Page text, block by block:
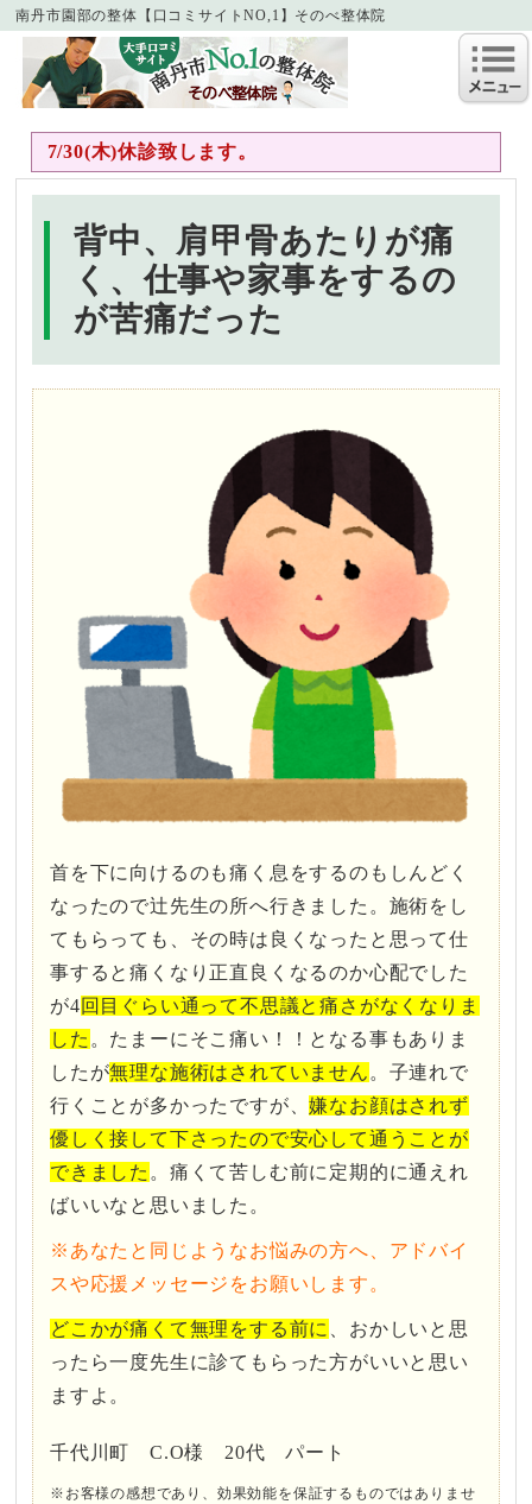
南丹市園部の整体【口コミサイトNO,1】そのべ整体院
7/30(木)休診致します。
背中、肩甲骨あたりが痛
く、仕事や家事をするの
が苦痛だった
首を下に向けるのも痛く息をするのもしんどく
なったので辻先生の所へ行きました。施術をし
てもらっても、その時は良くなったと思って仕
事すると痛くなり正直良くなるのか心配でした
が4回目ぐらい通って不思議と痛さがなくなりま
した 。たまーにそこ痛い！！となる事もありま
したが無理な施術はされていません 。子連れで
行くことが多かったですが、嫌なお顔はされず
優しく接して下さったので安心して通うことが
できました 。痛くて苦しむ前に定期的に通えれ
ばいいなと思いました。
※あなたと同じようなお悩みの方へ、アドバイ
スや応援メッセージをお願いします。
どこかが痛くて無理をする前に
、おかしいと思
ったら一度先生に診てもらった方がいいと思い
ますよ。
千代川町 C.O様 20代 パート
※お客様の感想であり、効果効能を保証するものではありませ